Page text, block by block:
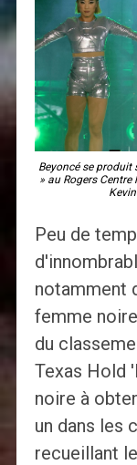
Beyoncé se produit
» au Rogers
Peu de
notamment
femme
du
Texas Hold
noire à
un dans les
recueillant